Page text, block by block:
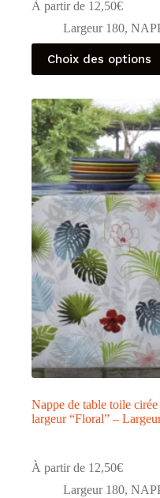
À partir de 12,50€
Largeur 180,
Choix des options
Ce
produit
a
variations.
Les
options
peuvent
être
choisies
sur
la
page
du
produit
Nappe de table toile
largeur “Floral” –
À partir de 12,50€
Largeur 180,